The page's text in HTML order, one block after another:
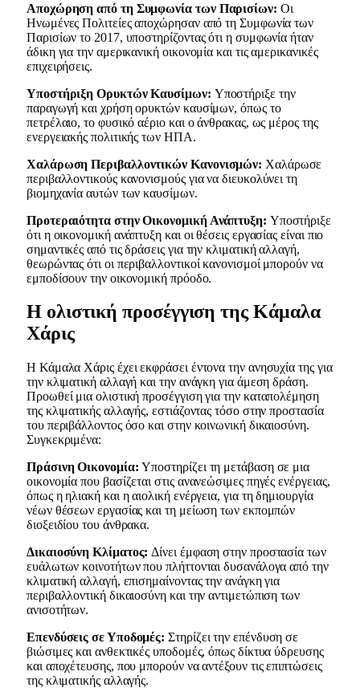
Αποχώρηση από τη Συμφωνία των Παρισίων: Οι
Ηνωμένες Πολιτείες αποχώρησαν από τη Συμφωνία των
Παρισίων το 2017, υποστηρίζοντας ότι η συμφωνία ήταν
άδικη για την αμερικανική οικονομία και τις αμερικανικές
επιχειρήσεις.
Υποστήριξη Ορυκτών Καυσίμων: Υποστήριξε την
παραγωγή και χρήση ορυκτών καυσίμων, όπως το
πετρέλαιο, το φυσικό αέριο και ο άνθρακας, ως μέρος της
ενεργειακής πολιτικής των ΗΠΑ.
Χαλάρωση Περιβαλλοντικών Κανονισμών: Χαλάρωσε
περιβαλλοντικούς κανονισμούς για να διευκολύνει τη
βιομηχανία αυτών των καυσίμων.
Προτεραιότητα στην Οικονομική Ανάπτυξη: Υποστήριξε
ότι η οικονομική ανάπτυξη και οι θέσεις εργασίας είναι πιο
σημαντικές από τις δράσεις για την κλιματική αλλαγή,
θεωρώντας ότι οι περιβαλλοντικοί κανονισμοί μπορούν να
εμποδίσουν την οικονομική πρόοδο.
Η ολιστική προσέγγιση της Κάμαλα
Χάρις
Η Κάμαλα Χάρις έχει εκφράσει έντονα την ανησυχία της για
την κλιματική αλλαγή και την ανάγκη για άμεση δράση.
Προωθεί μια ολιστική προσέγγιση για την καταπολέμηση
της κλιματικής αλλαγής, εστιάζοντας τόσο στην προστασία
του περιβάλλοντος όσο και στην κοινωνική δικαιοσύνη.
Συγκεκριμένα:
Πράσινη Οικονομία: Υποστηρίζει τη μετάβαση σε μια
οικονομία που βασίζεται στις ανανεώσιμες πηγές ενέργειας,
όπως η ηλιακή και η αιολική ενέργεια, για τη δημιουργία
νέων θέσεων εργασίας και τη μείωση των εκπομπών
διοξειδίου του άνθρακα.
Δικαιοσύνη Κλίματος: Δίνει έμφαση στην προστασία των
ευάλωτων κοινοτήτων που πλήττονται δυσανάλογα από την
κλιματική αλλαγή, επισημαίνοντας την ανάγκη για
περιβαλλοντική δικαιοσύνη και την αντιμετώπιση των
ανισοτήτων.
Επενδύσεις σε Υποδομές: Στηρίζει την επένδυση σε
βιώσιμες και ανθεκτικές υποδομές, όπως δίκτυα ύδρευσης
και αποχέτευσης, που μπορούν να αντέξουν τις επιπτώσεις
της κλιματικής αλλαγής.